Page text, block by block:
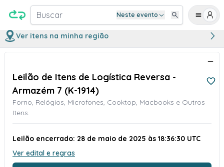
Buscar Neste evento
Ver itens na minha região
Leilão de Itens de Logística Reversa -
Armazém 7 (K-1914)
Forno, Relógios, Microfones, Cooktop, Macbooks e Outros
Itens.
Leilão encerrado: 28 de maio de 2025 às 18:36:30 UTC
Ver edital e regras